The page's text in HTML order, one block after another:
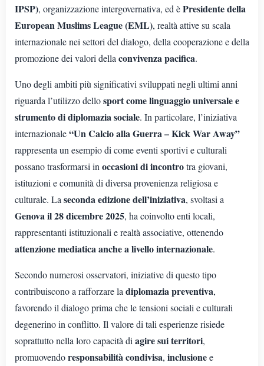
IPSP), organizzazione intergovernativa, ed èPresidente della
European Muslims League (EML), realtà attive su scala
internazionale nei settori del dialogo, della cooperazione e della
promozione dei valori della convivenza pacifica.
Uno degli ambiti più significativi sviluppati negli ultimi anni
riguarda l’utilizzo dellosport come linguaggio universale e
strumento di diplomazia sociale. In particolare, l’iniziativa
internazionale“Un Calcio alla Guerra – Kick War Away”
rappresenta un esempio di come eventi sportivi e culturali
possano trasformarsi in occasioni di incontrotra giovani,
istituzioni e comunità di diversa provenienza religiosa e
culturale. La seconda edizione dell’iniziativa, svoltasi a
Genova il 28 dicembre 2025, ha coinvolto enti locali,
rappresentanti istituzionali e realtà associative, ottenendo
attenzione mediatica anche a livello internazionale.
Secondo numerosi osservatori, iniziative di questo tipo
contribuiscono a rafforzare la diplomazia preventiva,
favorendo il dialogo prima che le tensioni sociali e culturali
degenerino in conflitto. Il valore di tali esperienze risiede
soprattutto nella loro capacità di agire sui territori,
promuovendoresponsabilità condivisa, inclusionee